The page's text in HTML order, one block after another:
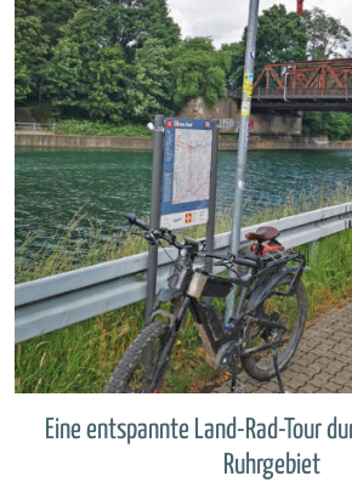
Eine entspannte Land-Rad-Tour
Ruhrgebiet